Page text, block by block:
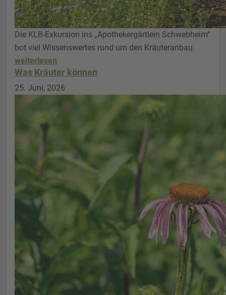
Die KLB-Exkursion ins „Apothekergärtlein Schwebheim“
bot viel Wissenswertes rund um den Kräuteranbau.
weiterlesen
Was Kräuter können
25. Juni, 2026